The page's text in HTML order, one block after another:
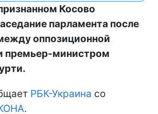
Косово
парламента после
оппозиционной
премьер-министром
РБК-Украина со
.